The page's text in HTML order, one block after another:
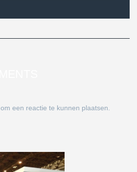
om een reactie te kunnen plaatsen.